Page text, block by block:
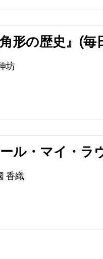
角形の歴史』(毎
坊
ール・マイ・ラ
香織